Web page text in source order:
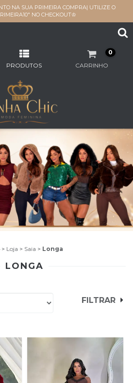
NA SUA PRIMEIRA COMPRA| UTILIZE O
NO CHECKOUT♔
PRODUTOS CARRINHO
0
> Loja > Saia > Longa
LONGA
FILTRAR